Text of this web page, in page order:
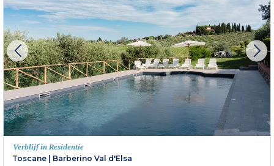
Verblijf in Residentie
Toscane
Barberino Val d'Elsa